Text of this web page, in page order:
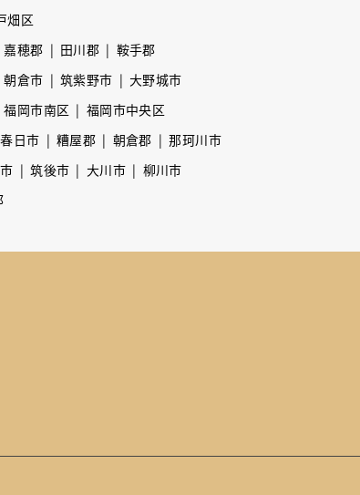
畑区
嘉穂郡 田川郡
鞍手郡
朝倉市 筑紫野市
大野城市
福岡市南区
福岡市中央区
春日市 糟屋郡 朝倉郡
那珂川市
筑後市 大川市
柳川市